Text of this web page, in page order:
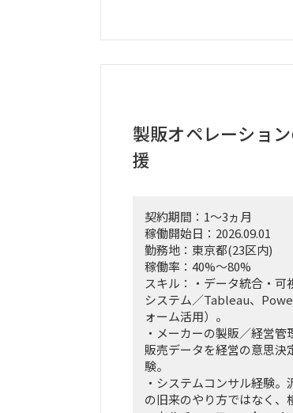
「横断タスクフォース（
IT（AI）の両面から中身の
実質的にドライブさせるプ
割を期待しています。
富裕層向けセグメント戦略
の「上流企画」と、現場へ
推進を同時進行（アジャイ
経営・役員クラスに対する
接のディスカッション（壁
「バディAI」「AIロープレ
ールの要件定義から、そ
（行動変容設計）までの定
支店長やトップ営業経験を
のコアメンバーとタッグを
込みながら実効性の高い設
製販オペレーショ
援
契約期間：1～3ヵ月
稼働開始日：2026.09.01
勤務地：東京都(23区内)
稼働率：40%～80%
スキル：・データ統合・
システム／Tableau、
ォーム活用）。
・メーカーの製販／経営
販売データを経営の意思
験。
・システムコンサル経験
の旧来のやり方ではなく、